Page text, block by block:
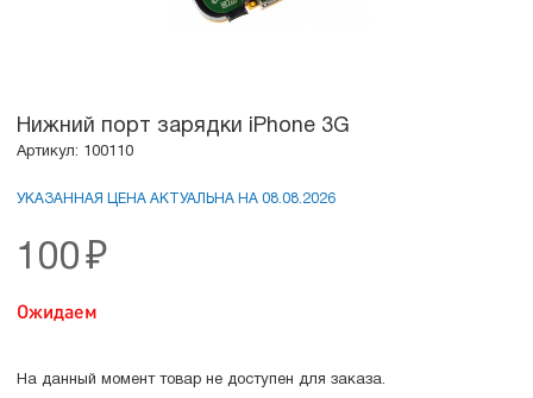
Нижний порт зарядки iPhone 3G
Артикул: 100110
УКАЗАННАЯ ЦЕНА АКТУАЛЬНА НА 08.08.2026
100 ₽
Ожидаем
На данный момент товар не доступен для заказа.